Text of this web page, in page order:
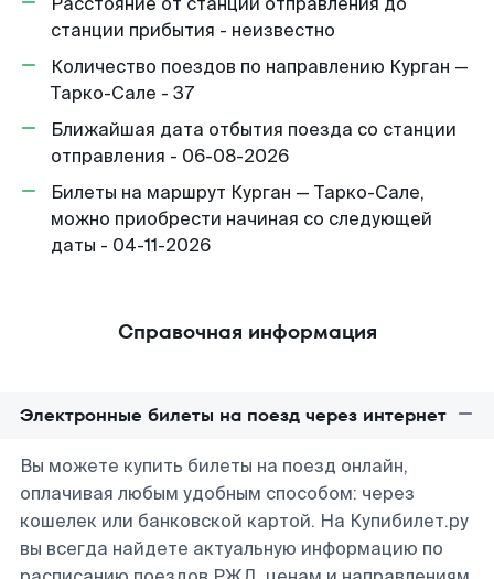
станции прибытия - неизвестно
Количество поездов по направлению Курган —
Тарко-Сале - 37
Ближайшая дата отбытия поезда со станции
отправления - 06-08-2026
Билеты на маршрут Курган — Тарко-Сале,
можно приобрести начиная со следующей
даты - 04-11-2026
Справочная информация
Электронные билеты на поезд через интернет
Вы можете купить билеты на поезд онлайн,
оплачивая любым удобным способом: через
кошелек или банковской картой. На Купибилет.ру
вы всегда найдете актуальную информацию по